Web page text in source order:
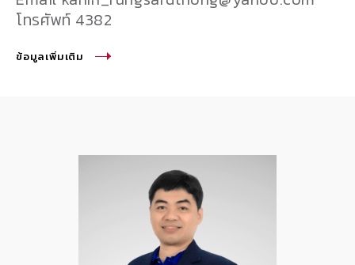
โทรศัพท์ 4382
ข้อมูลเพิ่มเติม